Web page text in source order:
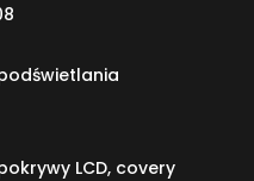
LCD, covery